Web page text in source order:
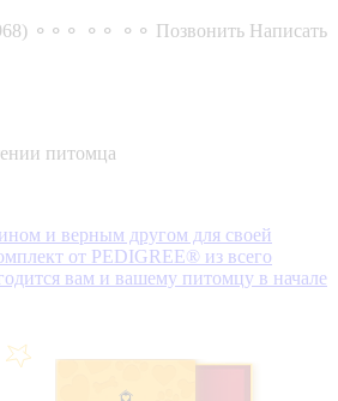
⚬⚬⚬ ⚬⚬ ⚬⚬ Позвонить Написать
питомца
и верным другом для своей
от PEDIGREE® из всего
вам и вашему питомцу в начале